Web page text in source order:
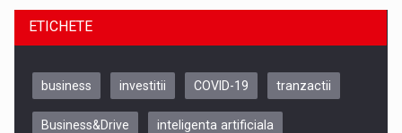
ETICHETE
business investitii COVID-19 tranzactii
Business&Drive inteligenta artificiala